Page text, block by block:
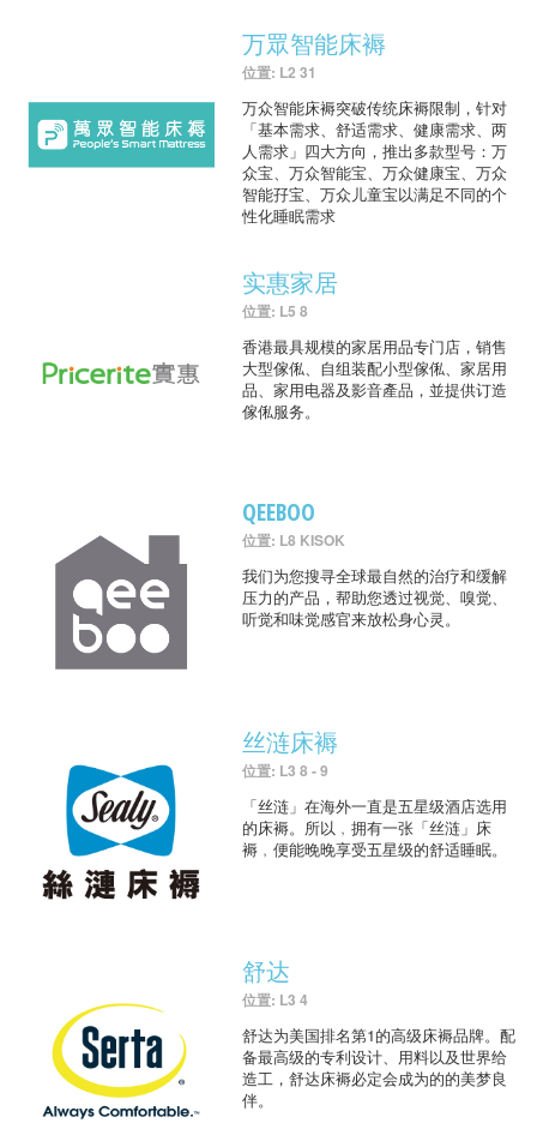
万眾智能床褥
位置: L2 31
万众智能床褥突破传统床褥限制，针对
「基本需求、舒适需求、健康需求、两
人需求」四大方向，推出多款型号：万
众宝、万众智能宝、万众健康宝、万众
智能孖宝、万众儿童宝以满足不同的个
性化睡眠需求
实惠家居
位置: L5 8
香港最具规模的家居用品专门店，销售
大型傢俬、自组装配小型傢俬、家居用
品、家用电器及影音產品，並提供订造
傢俬服务。
QEEBOO
位置: L8 KISOK
我们为您搜寻全球最自然的治疗和缓解
压力的产品，帮助您透过视觉、嗅觉、
听觉和味觉感官来放松身心灵。
丝涟床褥
位置: L3 8 - 9
「丝涟」在海外一直是五星级酒店选用
的床褥。所以﹐拥有一张「丝涟」床
褥﹐便能晚晚享受五星级的舒适睡眠。
舒达
位置: L3 4
舒达为美国排名第1的高级床褥品牌。配
备最高级的专利设计、用料以及世界给
造工，舒达床褥必定会成为的的美梦良
伴。